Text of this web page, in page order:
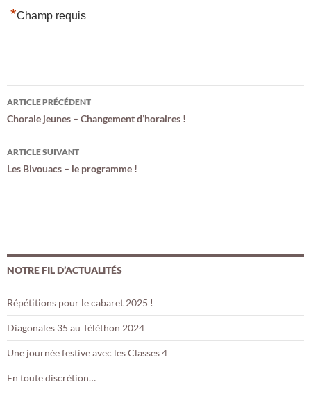
*Champ requis
Navigation
des
articles
ARTICLE PRÉCÉDENT
Chorale jeunes – Changement d’horaires !
ARTICLE SUIVANT
Les Bivouacs – le programme !
NOTRE FIL D’ACTUALITÉS
Répétitions pour le cabaret 2025 !
Diagonales 35 au Téléthon 2024
Une journée festive avec les Classes 4
En toute discrétion…